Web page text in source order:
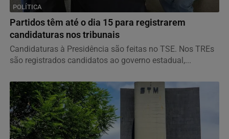
POLÍTICA
Partidos têm até o dia 15 para registrarem
candidaturas nos tribunais
Candidaturas à Presidência são feitas no TSE. Nos TREs
são registrados candidatos ao governo estadual,...